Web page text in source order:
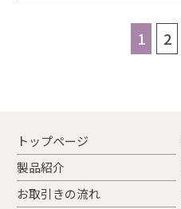
1 2
トップページ
製品紹介
お取引きの流れ